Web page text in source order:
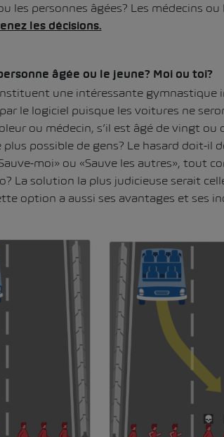
les personnes âgées? Les médecins ou
les décisions.
âgée ou le jeune? Moi ou toi?
une intéressante gymnastique
le logiciel puisque les voitures ne
ou médecin, s’il est âgé de vingt
possible de gens? Le hasard doit-il
moi» ou «Sauve les autres», tout
La solution la plus judicieuse serait
option a aussi ses avantages et ses